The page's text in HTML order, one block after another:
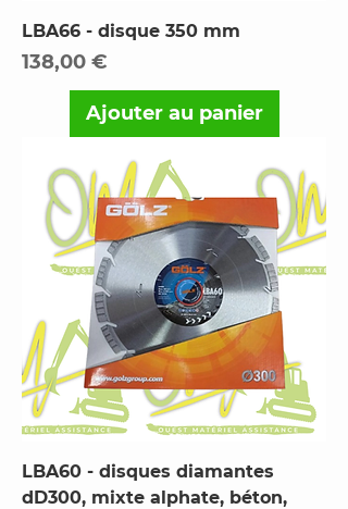
LBA66 - disque 350 mm
Prix
138,00 €
Ajouter au panier
LBA60 - disques diamantes
dD300, mixte alphate, béton,